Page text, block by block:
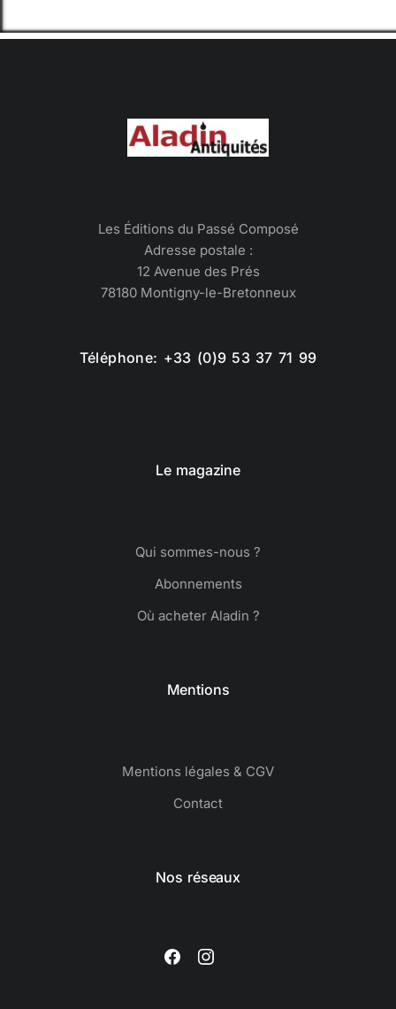
Les Éditions du Passé Composé
Adresse postale :
12 Avenue des Prés
78180 Montigny-le-Bretonneux
Téléphone: +33 (0)9 53 37 71 99
Le magazine
Qui sommes-nous ?
Abonnements
Où acheter Aladin ?
Mentions
Mentions légales & CGV
Contact
Nos réseaux